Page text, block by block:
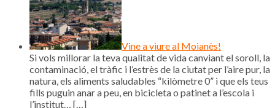
Vine a viure al Moianès!
Si vols millorar la teva qualitat de vida canviant el soroll, la
contaminació, el tràfic i l’estrès de la ciutat per l’aire pur, la
natura, els aliments saludables “kilòmetre 0” i que els teus
fills puguin anar a peu, en bicicleta o patinet a l’escola i
l’institut…
[…]